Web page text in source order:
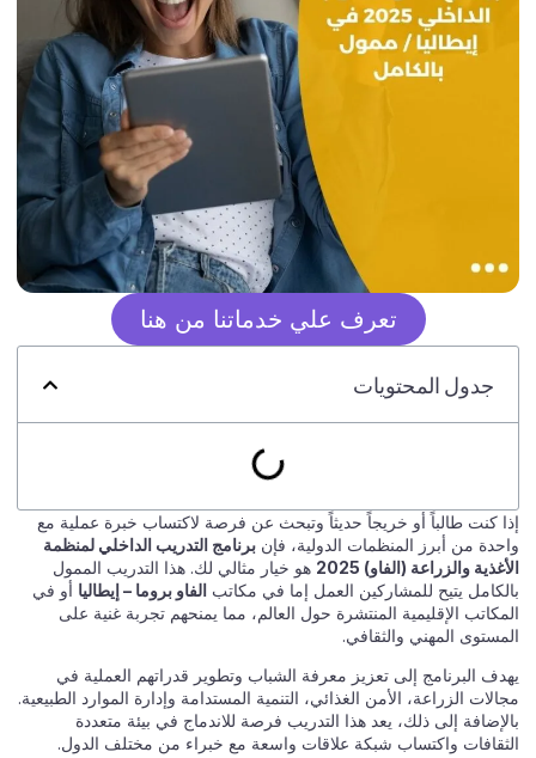
تعرف علي خدماتنا من هنا
جدول المحتويات
إذا كنت طالباً أو خريجاً حديثاً وتبحث عن فرصة لاكتساب خبرة عملية مع
واحدة من أبرز المنظمات الدولية، فإن برنامج التدريب الداخلي لمنظمة
الأغذية والزراعة (الفاو) 2025
هو خيار مثالي لك. هذا التدريب الممول
بالكامل يتيح للمشاركين العمل إما في مكاتب الفاو بروما – إيطاليا أو في
المكاتب الإقليمية المنتشرة حول العالم، مما يمنحهم تجربة غنية على
المستوى المهني والثقافي.
يهدف البرنامج إلى تعزيز معرفة الشباب وتطوير قدراتهم العملية في
مجالات الزراعة، الأمن الغذائي، التنمية المستدامة وإدارة الموارد الطبيعية.
بالإضافة إلى ذلك، يعد هذا التدريب فرصة للاندماج في بيئة متعددة
الثقافات واكتساب شبكة علاقات واسعة مع خبراء من مختلف الدول.